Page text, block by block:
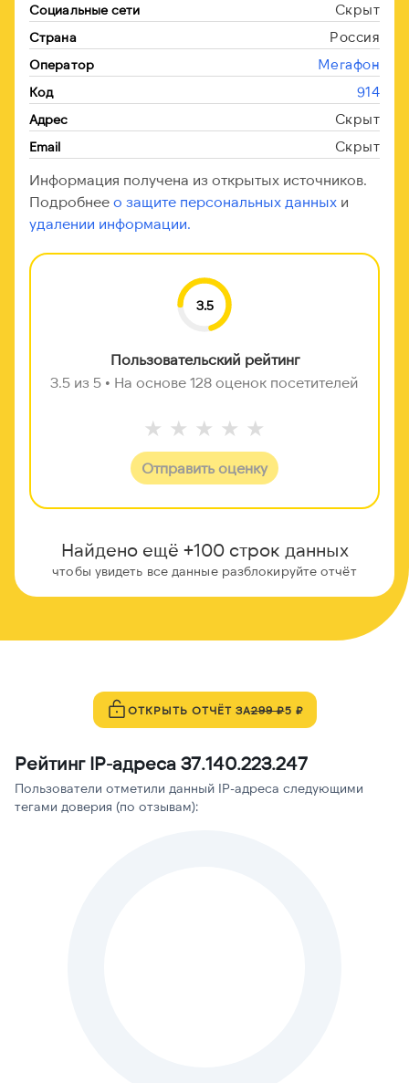
Социальные сети Скрыт
Страна Россия
Оператор Мегафон
Код 914
Адрес Скрыт
Email Скрыт
Информация получена из открытых источников.
Подробнее о защите персональных данных и
удалении информации.
3.5
Пользовательский рейтинг
3.5 из 5 • На основе 128 оценок посетителей
★ ★ ★ ★ ★
Отправить оценку
Найдено ещё +100 строк данных
чтобы увидеть все данные разблокируйте отчёт
ОТКРЫТЬ ОТЧЁТ ЗА299 ₽5 ₽
Рейтинг IP-адреса 37.140.223.247
Пользователи отметили данный IP-адреса следующими
тегами доверия (по отзывам):